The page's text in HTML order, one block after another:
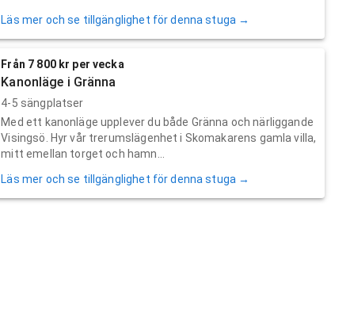
Läs mer och se tillgänglighet för denna stuga →
Från 7 800 kr per vecka
Kanonläge i Gränna
4-5 sängplatser
Med ett kanonläge upplever du både Gränna och närliggande
Visingsö. Hyr vår trerumslägenhet i Skomakarens gamla villa,
mitt emellan torget och hamn...
Läs mer och se tillgänglighet för denna stuga →